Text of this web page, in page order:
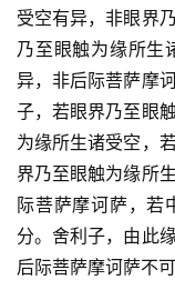
受空有异，非眼界
乃至眼触为缘所生
异，非后际菩萨摩
子，若眼界乃至眼
为缘所生诸受空，
界乃至眼触为缘所
际菩萨摩诃萨，若
分。舍利子，由此
后际菩萨摩诃萨不